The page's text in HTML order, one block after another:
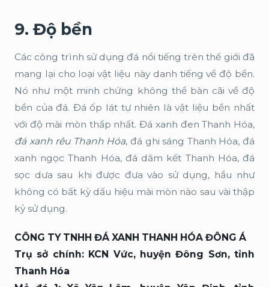
9. Độ bền
Các công trình sử dụng đá nổi tiếng trên thế giới đã
mang lại cho loại vật liệu này danh tiếng về độ bền.
Nó như một minh chứng không thể bàn cãi về độ
bền của đá. Đá ốp lát tự nhiên là vật liệu bền nhất
với độ mài mòn thấp nhất. Đá xanh đen Thanh Hóa,
đá xanh rêu Thanh Hóa, đá ghi sáng Thanh Hóa, đá
xanh ngọc Thanh Hóa, đá dăm kết Thanh Hóa, đá
sọc dưa sau khi được đưa vào sử dụng, hầu như
không có bất kỳ dấu hiệu mài mòn nào sau vài thập
kỷ sử dụng.
CÔNG TY TNHH ĐÁ XANH THANH HÓA ĐÔNG Á
Trụ sở chính: KCN Vức, huyện Đông Sơn, tỉnh
Thanh Hóa